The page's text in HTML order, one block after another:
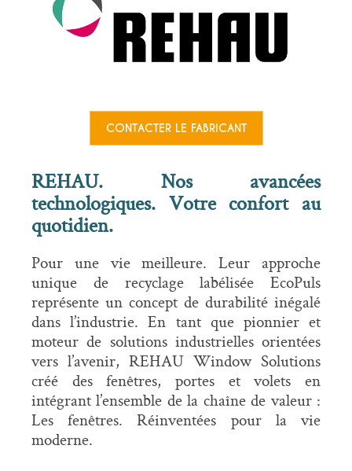
CONTACTER LE FABRICANT
REHAU. Nos avancées
technologiques. Votre confort au
quotidien.
Pour une vie meilleure. Leur approche
unique de recyclage labélisée EcoPuls
représente un concept de durabilité inégalé
dans l’industrie. En tant que pionnier et
moteur de solutions industrielles orientées
vers l’avenir, REHAU Window Solutions
créé des fenêtres, portes et volets en
intégrant l’ensemble de la chaîne de valeur :
Les fenêtres. Réinventées pour la vie
moderne.